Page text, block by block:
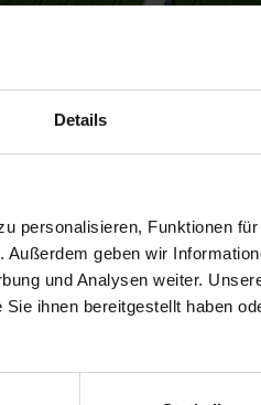
Details
personalisieren, Funktionen
geben wir
und Analysen weiter.
ihnen bereitgestellt haben
sine kunder omfattende rådgivning
planteavl. Vi arbejder dagligt på at
produkter og løsninger, som passer
planteavler. Vores målsætning